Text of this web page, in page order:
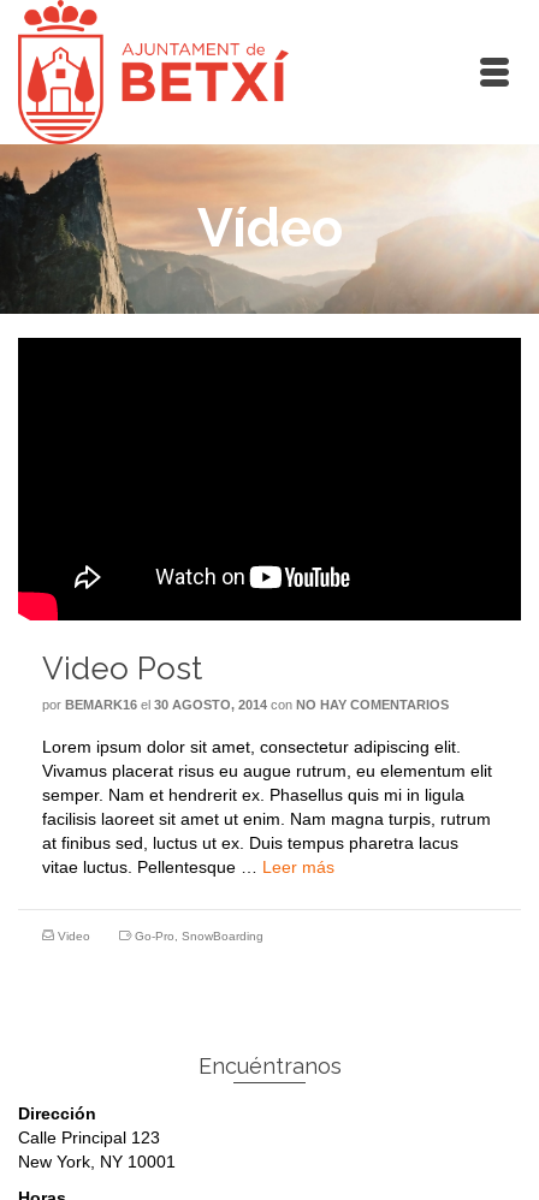
Vídeo
Video Post
por BEMARK16 el 30 AGOSTO, 2014 con NO HAY COMENTARIOS
Lorem ipsum dolor sit amet, consectetur adipiscing elit.
Vivamus placerat risus eu augue rutrum, eu elementum elit
semper. Nam et hendrerit ex. Phasellus quis mi in ligula
facilisis laoreet sit amet ut enim. Nam magna turpis, rutrum
at finibus sed, luctus ut ex. Duis tempus pharetra lacus
vitae luctus. Pellentesque … Leer más
Video Go-Pro SnowBoarding
Encuéntranos
Dirección
Calle Principal 123
New York, NY 10001